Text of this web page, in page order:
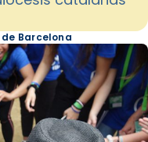
de Barcelona